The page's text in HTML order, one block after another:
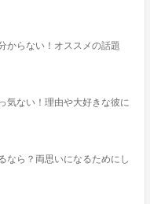
からない！オススメの話題
気ない！理由や大好きな彼に
なら？両思いになるためにし